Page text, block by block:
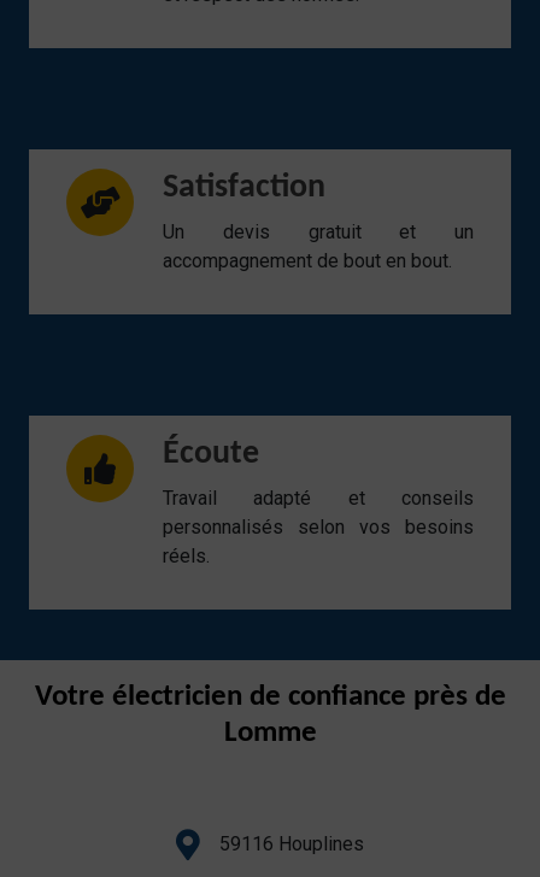
Satisfaction
Un devis gratuit et un
accompagnement de bout en bout.
Écoute
Travail adapté et conseils
personnalisés selon vos besoins
réels.
Votre électricien de confiance près de
Lomme
59116 Houplines